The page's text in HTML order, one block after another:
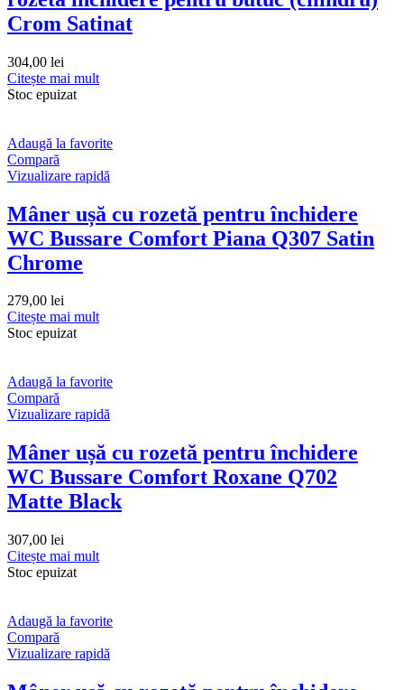
Crom Satinat
304,00 lei
Citește mai mult
Stoc epuizat
Adaugă la favorite
Compară
Vizualizare rapidă
Mâner ușă cu rozetă pentru închidere
WC Bussare Comfort Piana Q307 Satin
Chrome
279,00 lei
Citește mai mult
Stoc epuizat
Adaugă la favorite
Compară
Vizualizare rapidă
Mâner ușă cu rozetă pentru închidere
WC Bussare Comfort Roxane Q702
Matte Black
307,00 lei
Citește mai mult
Stoc epuizat
Adaugă la favorite
Compară
Vizualizare rapidă